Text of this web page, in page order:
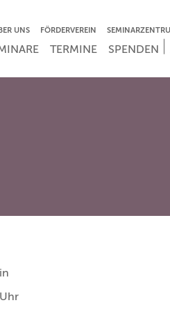
ÜBERSPRINGEN
UNS FÖRDERVEREIN
ÜBERSPRINGEN
TERMINE SPENDEN